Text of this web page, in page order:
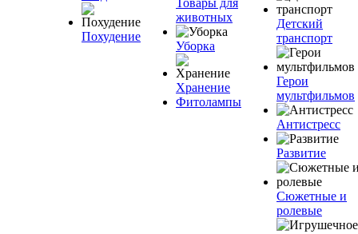
Похудение
Товары для
животных
Уборка
Хранение
Фитолампы
Детский
транспорт
Герои
мультфильмов
Антистресс
Развитие
Сюжетные и
ролевые